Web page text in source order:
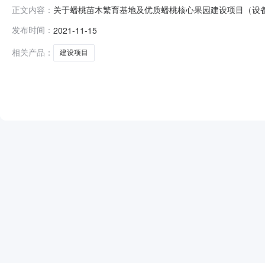
正文内容： 关于蟠桃苗木繁育基地及优质蟠桃核心果园建设项目（
现招标方式为公开招标。二、项目概况和招标范围规模
桃苗木繁育基地及优质
发布时间： 2021-11-15
相关产品：
建设项目